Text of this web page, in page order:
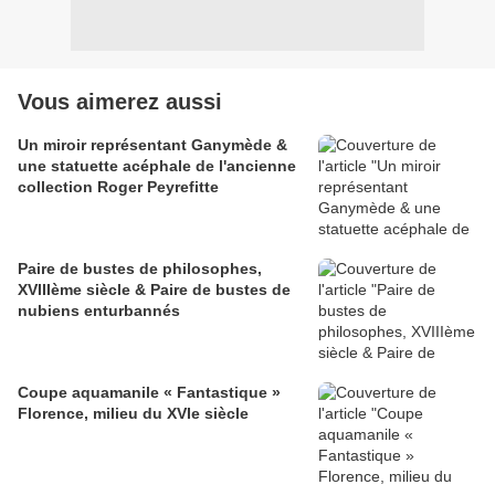
Vous aimerez aussi
Un miroir représentant Ganymède &
une statuette acéphale de l'ancienne
collection Roger Peyrefitte
Paire de bustes de philosophes,
XVIIIème siècle & Paire de bustes de
nubiens enturbannés
Coupe aquamanile « Fantastique »
Florence, milieu du XVIe siècle